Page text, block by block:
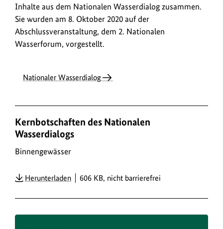
Inhalte aus dem Nationalen Wasserdialog zusammen.
Sie wurden am 8. Oktober 2020 auf der
Abschlussveranstaltung, dem 2. Nationalen
Wasserforum, vorgestellt.
Nationaler Wasserdialog
Kernbotschaften des Nationalen
Wasserdialogs
Binnengewässer
Herunterladen 606 KB, nicht barrierefrei